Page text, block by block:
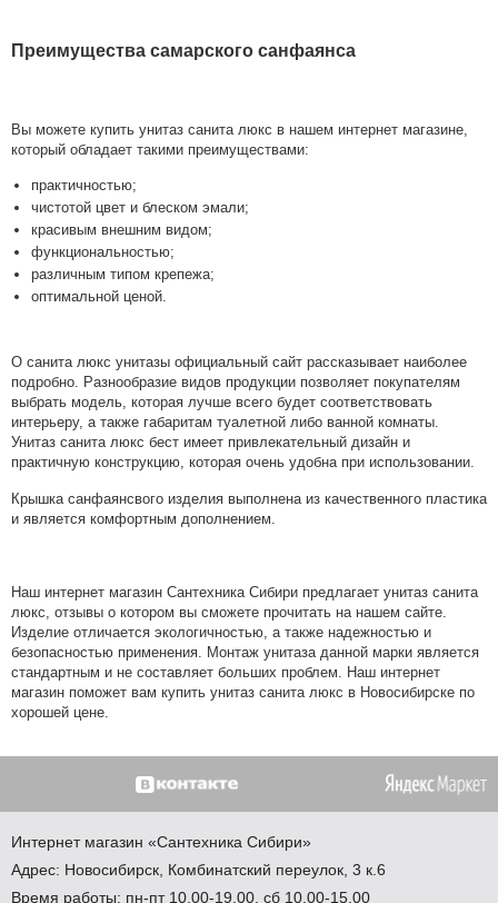
Преимущества самарского санфаянса
Вы можете купить унитаз санита люкс в нашем интернет магазине,
который обладает такими преимуществами:
практичностью;
чистотой цвет и блеском эмали;
красивым внешним видом;
функциональностью;
различным типом крепежа;
оптимальной ценой.
О санита люкс унитазы официальный сайт рассказывает наиболее
подробно. Разнообразие видов продукции позволяет покупателям
выбрать модель, которая лучше всего будет соответствовать
интерьеру, а также габаритам туалетной либо ванной комнаты.
Унитаз санита люкс бест имеет привлекательный дизайн и
практичную конструкцию, которая очень удобна при использовании.
Крышка санфаянсвого изделия выполнена из качественного пластика
и является комфортным дополнением.
Наш интернет магазин Сантехника Сибири предлагает унитаз санита
люкс, отзывы о котором вы сможете прочитать на нашем сайте.
Изделие отличается экологичностью, а также надежностью и
безопасностью применения. Монтаж унитаза данной марки является
стандартным и не составляет больших проблем. Наш интернет
магазин поможет вам купить унитаз санита люкс в Новосибирске по
хорошей цене.
Интернет магазин «Сантехника Сибири»
Адрес: Новосибирск Комбинатский переулок, 3 к.6
Время работы: пн-пт 10.00-19.00, сб 10.00-15.00